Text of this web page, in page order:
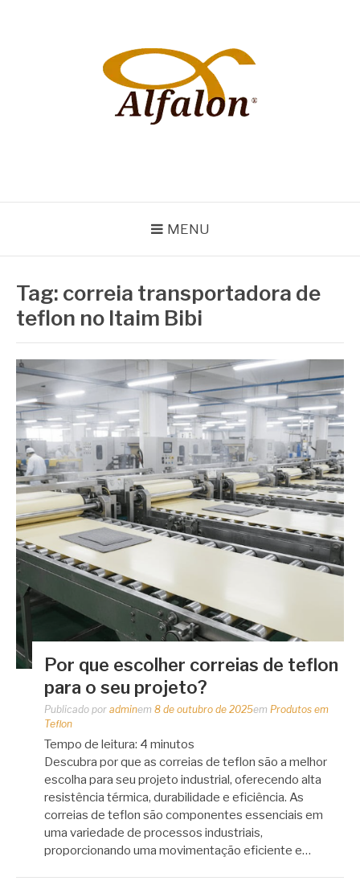
MENU
Tag: correia transportadora de
teflon no Itaim Bibi
Por que escolher correias de teflon
para o seu projeto?
Publicado por adminem 8 de outubro de 2025em Produtos em
Teflon
Tempo de leitura: 4 minutos
Descubra por que as correias de teflon são a melhor
escolha para seu projeto industrial, oferecendo alta
resistência térmica, durabilidade e eficiência. As
correias de teflon são componentes essenciais em
uma variedade de processos industriais,
proporcionando uma movimentação eficiente e…